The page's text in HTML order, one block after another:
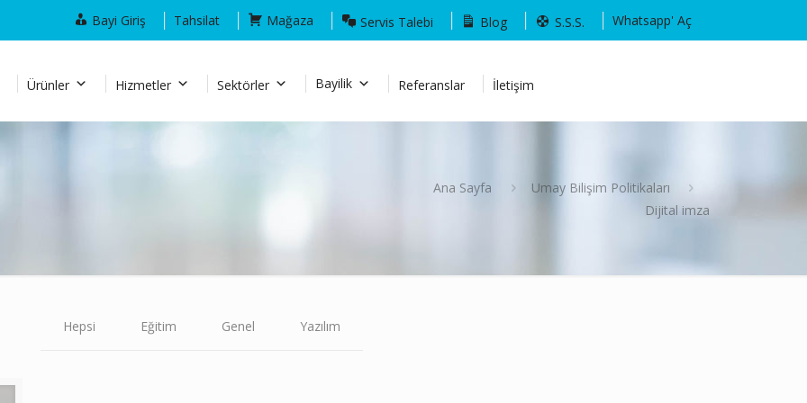
Bayi Giriş Tahsilat Mağaza Servis Talebi Blog S.S.S. Whatsapp' Aç
Ürünler Hizmetler Sektörler Bayilik Referanslar İletişim
Ana Sayfa
Umay Bilişim Politikaları
Dijital imza
Hepsi Eğitim Genel Yazılım